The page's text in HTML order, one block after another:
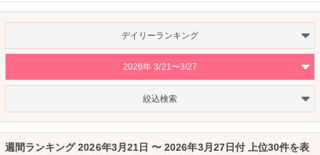
デイリーランキング
2026年 3/21〜3/27
絞込検索
週間ランキング 2026年3月21日 〜 2026年3月27日付 上位30件を表